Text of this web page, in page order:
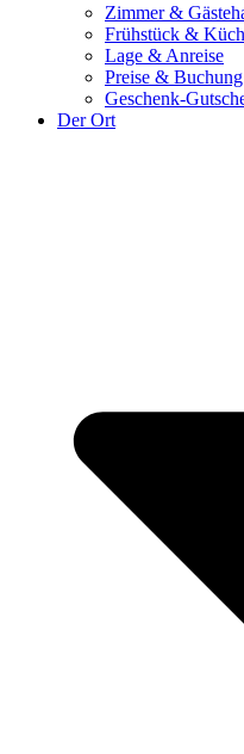
Zimmer &
Frühstück &
Lage & Anreise
Preise & Buchung
Geschenk-
Der Ort